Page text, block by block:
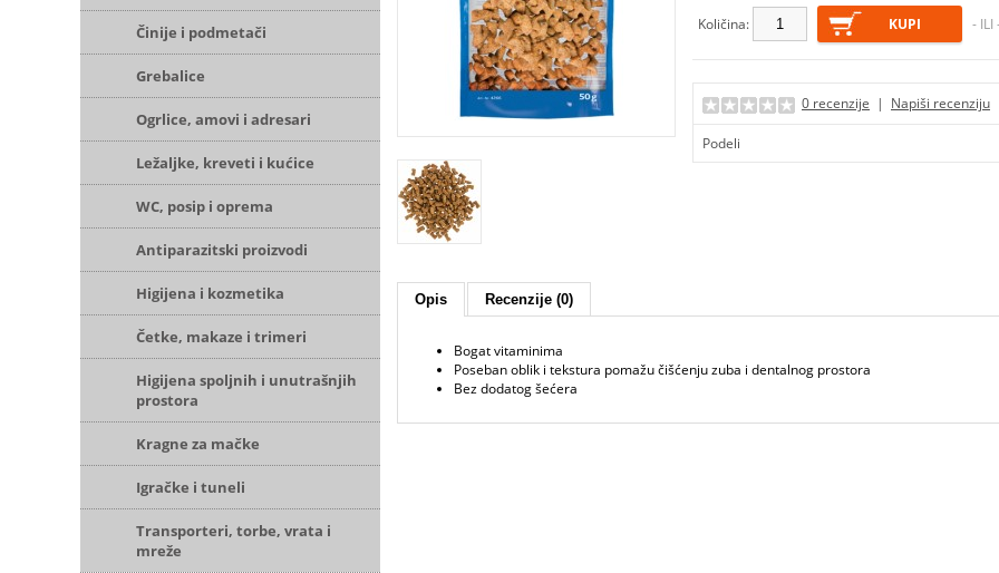
Činije i podmetači
Grebalice
Ogrlice, amovi i adresari
Ležaljke, kreveti i kućice
WC, posip i oprema
Antiparazitski proizvodi
Higijena i kozmetika
Četke, makaze i trimeri
Higijena spoljnih i unutrašnjih
prostora
Kragne za mačke
Igračke i tuneli
Transporteri, torbe, vrata i
mreže
Količina: -
0 recenzije | Napiši recenziju
Podeli
Opis Recenzije (0)
Bogat vitaminima
Poseban oblik i tekstura pomažu čišćenju zuba i dentalnog prostora
Bez dodatog šećera